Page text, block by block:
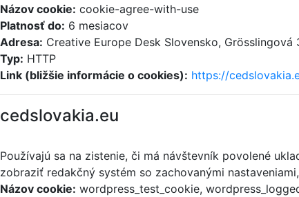
Názov cookie: cookie-agree-with-use
Platnosť do: 6 mesiacov
Adresa: Creative Europe Desk Slovensko, Grösslingová
Typ: HTTP
Link (bližšie informácie o cookies): https://
cedslovakia.eu
Používajú sa na zistenie, či má návštevník povolené
zobraziť redakčný systém so zachovanými
Názov cookie: wordpress_test_cookie,